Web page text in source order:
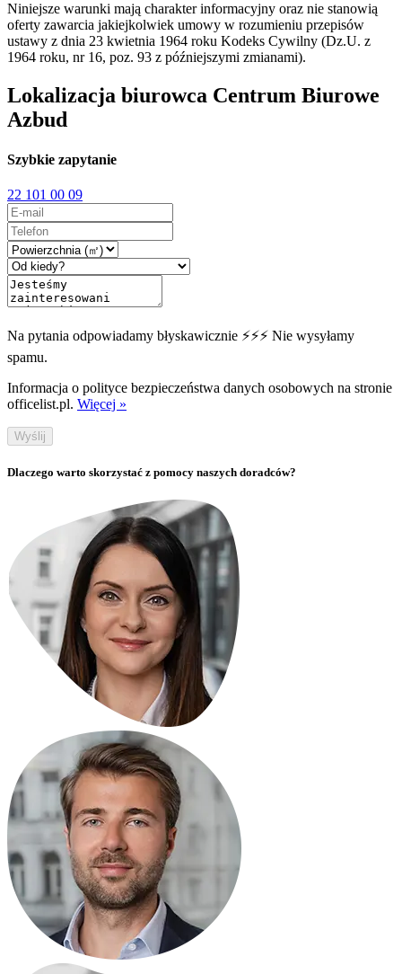
Niniejsze warunki mają charakter informacyjny oraz nie stanowią
oferty zawarcia jakiejkolwiek umowy w rozumieniu przepisów
ustawy z dnia 23 kwietnia 1964 roku Kodeks Cywilny (Dz.U. z
1964 roku, nr 16, poz. 93 z późniejszymi zmianami).
Lokalizacja biurowca Centrum Biurowe
Azbud
Szybkie zapytanie
22 101 00 09
Na pytania odpowiadamy błyskawicznie ⚡⚡⚡ Nie wysyłamy
spamu.
Informacja o polityce bezpieczeństwa danych osobowych na stronie
officelist.pl. Więcej »
Wyślij
Dlaczego warto skorzystać z pomocy naszych doradców?